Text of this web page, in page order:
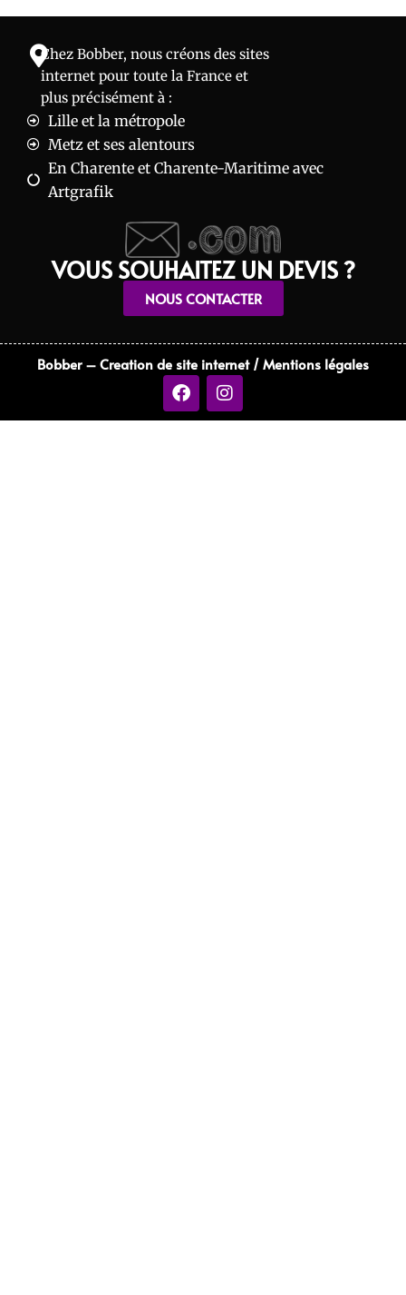
VOUS SOUHAITEZ UN DEVIS ?
NOUS CONTACTER
Chez Bobber, nous créons des sites
internet pour toute la France et
plus précisément à :
Lille et la métropole
Metz et ses alentours
En Charente et Charente-Maritime avec
Artgrafik
Bobber – Creation de site internet/Mentions légales